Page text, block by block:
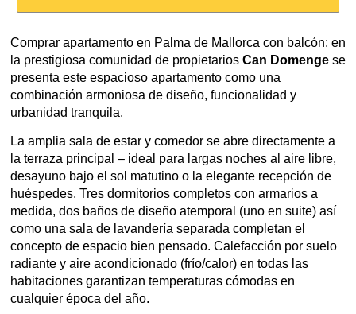
Comprar apartamento en Palma de Mallorca con balcón: en
la prestigiosa comunidad de propietarios Can Domenge se
presenta este espacioso apartamento como una
combinación armoniosa de diseño, funcionalidad y
urbanidad tranquila.
La amplia sala de estar y comedor se abre directamente a
la terraza principal – ideal para largas noches al aire libre,
desayuno bajo el sol matutino o la elegante recepción de
huéspedes. Tres dormitorios completos con armarios a
medida, dos baños de diseño atemporal (uno en suite) así
como una sala de lavandería separada completan el
concepto de espacio bien pensado. Calefacción por suelo
radiante y aire acondicionado (frío/calor) en todas las
habitaciones garantizan temperaturas cómodas en
cualquier época del año.